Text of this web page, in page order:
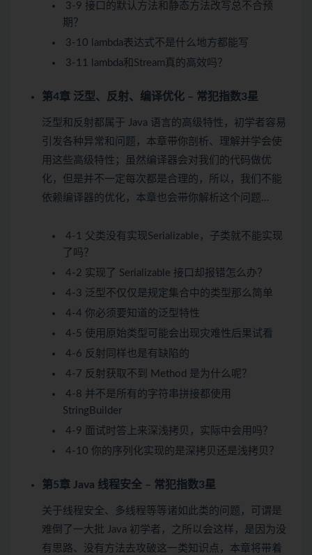
3-9 接口的默认方法和静态方法改写总不合预
期？
3-10 lambda表达式不是什么地方都能写
3-11 lambda和Stream真的高效吗？
第4章 泛型、反射、编译优化 – 常犯指数3星
泛型和反射都属于 Java 语言的高级特性，初学者容易
引发各种异常和问题，本章带你剖析、理解并学会使
用这些高级特性；虽然编译器会对我们的代码做优
化，但是并不一定每次都是合理的，所以，我们不能
依赖编译器的优化，本章也会带你解析这个问题…
4-1 父类没有实现Serializable，子类就不能实现
了吗？
4-2 实现了 Serializable 接口却报错怎么办？
4-3 泛型不仅仅是规定集合中的类型那么简单
4-4 你必须要知道的泛型特性
4-5 使用原始类型可能会出现灾难性后果试看
4-6 反射同样也是有缺陷的
4-7 反射获取不到 Method 是为什么呢？
4-8 并不是所有的字符串拼接都使用
StringBuilder
4-9 面试时答上来深浅拷贝，实际中会用吗？
4-10 你的序列化实现的是深拷贝还是浅拷贝？
第5章 Java 线程安全 – 常犯指数3星
关于线程安全、多线程等等诸如此类的问题，可谓是
难倒了一大批 Java 初学者，之所以会这样，是因为没
有思路、没有方法去攻破这一类知识点，本章将带着